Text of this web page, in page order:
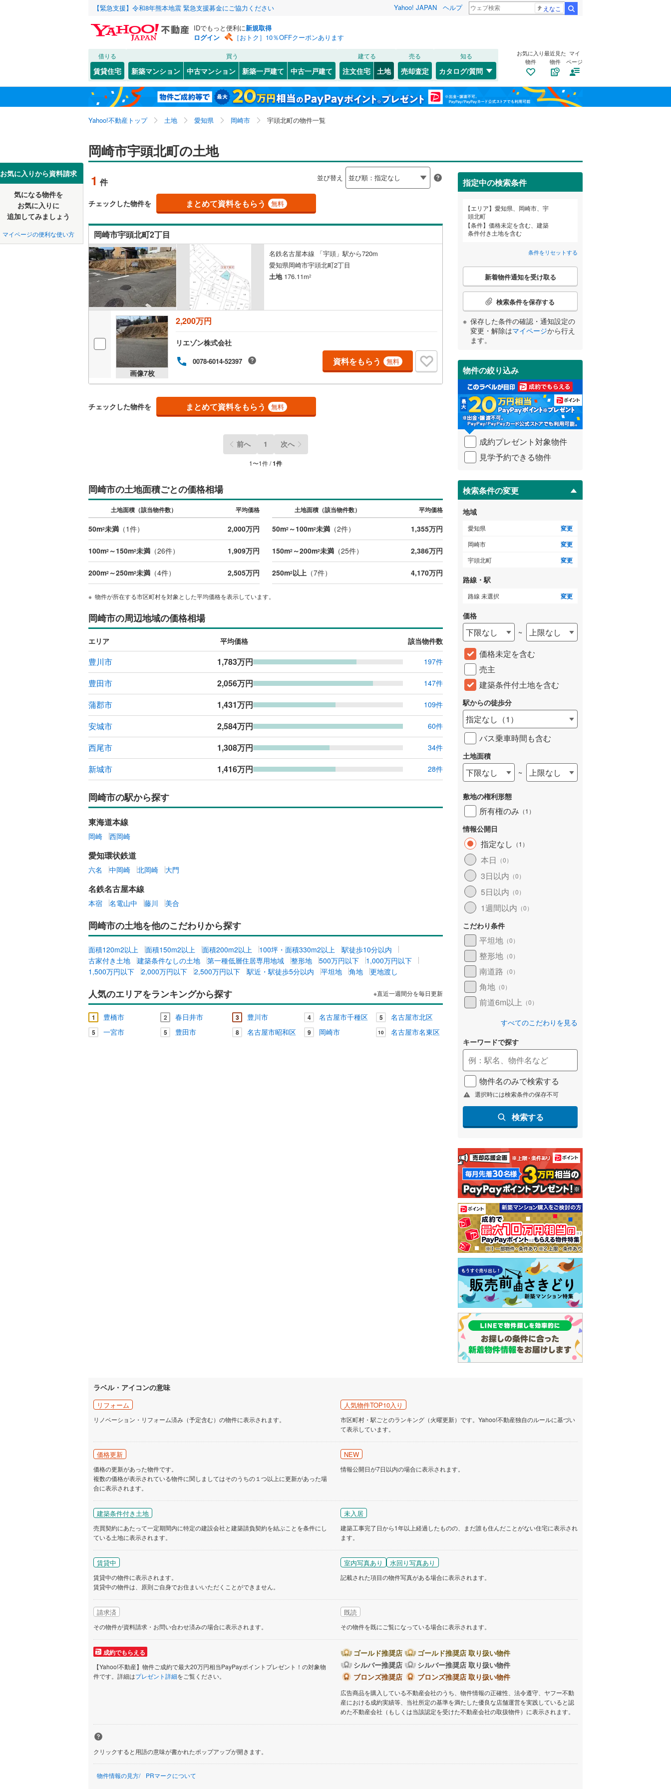
【緊急支援】令和8年熊本地震 緊急支援募金にご協力ください Yahoo! JAPAN ヘルプ えなこ
IDでもっと便利に新規取得
ログイン
［おトク］10％OFFクーポンあります
借りる
賃貸住宅
買う
新築マンション 中古マンション 新築一戸建て 中古一戸建て
建てる
注文住宅 土地
売る
売却査定
知る
カタログ/質問
お気に入り
物件
最近見た
物件
マイ
ページ
Yahoo!不動産トップ 土地 愛知県 岡崎市 宇頭北町の物件一覧
お気に入りから資料請求
気になる物件を
お気に入りに
追加してみましょう
マイページの便利な使い方
岡崎市宇頭北町の土地
1 件 並び替え
チェックした物件を まとめて資料をもらう 無料
岡崎市宇頭北町2丁目
名鉄名古屋本線 「宇頭」駅から720m
愛知県岡崎市宇頭北町2丁目
土地176.11m2
画像7枚
2,200万円
リエゾン株式会社
0078-6014-52397 資料をもらう 無料
チェックした物件を まとめて資料をもらう 無料
前へ 1 次へ
1〜1件 /1件
岡崎市の土地面積ごとの価格相場
土地面積（該当物件数） 平均価格 土地面積（該当物件数） 平均価格
50m2未満 （1件） 2,000万円 50m2～100m2未満（2件） 1,355万円
100m2 ～150m2未満 （26件） 1,909万円 150m2～200m2未満（25件） 2,386万円
200m2 ～250m2未満 （4件） 2,505万円 250m2以上（7件） 4,170万円
物件が所在する市区町村を対象とした平均価格を表示しています。
岡崎市の周辺地域の価格相場
エリア 平均価格 該当物件数
豊川市 1,783万円 197件
豊田市 2,056万円 147件
蒲郡市 1,431万円 109件
安城市 2,584万円 60件
西尾市 1,308万円 34件
新城市 1,416万円 28件
岡崎市の駅から探す
東海道本線
岡崎 西岡崎
愛知環状鉄道
六名 中岡崎 北岡崎 大門
名鉄名古屋本線
本宿 名電山中 藤川 美合
岡崎市の土地を他のこだわりから探す
面積120m2以上 面積150m2以上 面積200m2以上 100坪・面積330m2以上
駅徒歩10分以内
古家付き土地
建築条件なしの土地 第一種低層住居専用地域 整形地 500万円以下
1,000万円以下
1,500万円以下
2,000万円以下 2,500万円以下 駅近・駅徒歩5分以内 平坦地 角地 更地渡し
人気のエリアをランキングから探す ※直近一週間分を毎日更新
1 豊橋市 2 春日井市 3 豊川市 4 名古屋市千種区 5 名古屋市北区
5 一宮市 5 豊田市 8 名古屋市昭和区 9 岡崎市 10 名古屋市名東区
指定中の検索条件
エリア
愛知県、岡崎市、宇
頭北町
条件
価格未定を含む、建築
条件付き土地を含む
条件をリセットする
こ
検
条
件
受
け
取
る
・
条
件
を
イ
ペ
ジ
に
保
存
す
る
新着物件通知を受け取る
検索条件を保存する
保存した条件の確認・通知設定の
変更・解除はマイページから行え
ます。
物件の絞り込み
成約プレゼント対象物件
見学予約できる物件
検索条件の変更
地域
愛知県 変更
岡崎市 変更
宇頭北町 変更
路線・駅
路線 未選択 変更
価格
下限なし ~
上限なし
価格未定を含む
売主
建築条件付土地を含む
駅からの徒歩分
指定なし （1 ）
バス乗車時間も含む
土地面積
下限なし ~ 上限なし
敷地の権利形態
所有権のみ （1 ）
情報公開日
指定なし （1 ）
本日 （0）
3日以内 （0）
5日以内 （0）
1週間以内 （0）
こだわり条件
平坦地 （0）
整形地 （0）
南道路 （0）
角地 （0）
前道6m以上 （0）
すべてのこだわりを見る
キーワードで探す
物件名のみで検索する
選択時には検索条件の保存不可
検索する
ラベル・アイコンの意味
リフォーム
リノベーション・リフォーム済み（予定含む）の物件に表示されます。
人気物件TOP10入り
市区町村・駅ごとのランキング（火曜更新）です。Yahoo!不動産独自のルールに基づい
て表示しています。
価格更新
価格の更新があった物件です。
複数の価格が表示されている物件に関しましてはそのうちの１つ以上に更新があった場
合に表示されます。
NEW
情報公開日が7日以内の場合に表示されます。
建築条件付き土地
売買契約にあたって一定期間内に特定の建設会社と建築請負契約を結ぶことを条件にし
ている土地に表示されます。
未入居
建築工事完了日から1年以上経過したものの、まだ誰も住んだことがない住宅に表示され
ます。
賃貸中
賃貸中の物件に表示されます。
賃貸中の物件は、原則ご自身でお住まいいただくことができません。
室内写真あり 水回り写真あり
記載された項目の物件写真がある場合に表示されます。
請求済
その物件が資料請求・お問い合わせ済みの場合に表示されます。
既読
その物件を既にご覧になっている場合に表示されます。
成約でもらえる
【Yahoo!不動産】物件ご成約で最大20万円相当PayPayポイントプレゼント！の対象物
件です。詳細はプレゼント詳細をご覧ください。
ゴールド推奨店
ゴールド推奨店 取り扱い物件
シルバー推奨店
シルバー推奨店 取り扱い物件
ブロンズ推奨店
ブロンズ推奨店 取り扱い物件
広告商品を購入している不動産会社のうち、物件情報の正確性、法令遵守、ヤフー不動
産における成約実績等、当社所定の基準を満たした優良な店舗運営を実践していると認
めた不動産会社（もしくは当該認定を受けた不動産会社の取扱物件）に表示されます。
クリックすると用語の意味が書かれたポップアップが開きます。
物件情報の見方 PRマークについて
北海道 北海道
東北 青森 岩手 宮城 秋田 山形 福島
関東 東京 神奈川 埼玉
信越・北陸 新潟
三重
近畿 大阪 兵庫
中国 鳥取 島根 岡山 広島 山口
四国 徳島 愛媛 高知
九州・沖縄 福岡 佐賀 長崎 鹿児島 沖縄
該当物件0件 条件をリセットする
名古屋市 千種区(76) 東区(16) 北区(71)
西区(32) 中村区(33) 中区(10)
昭和区( 44
中川区(74
守山区(101) 緑区(71) 名東区(42)
愛知県のそのほ
かの地域
豊橋市(461) 一宮市(63)
瀬戸市(29) 半田市(34) 春日井市(217)
豊川市(197) 津島市(3)
刈谷市(53) 豊田市 安城市(60)
西尾市(34) 犬山市(4)
常滑市
( 49) (14)
稲沢市
東海市(20)
大府市(17) 知立市(
尾張旭市(52) 高浜市(24) 岩倉市(20)
田原市(42)
愛西市(19) 北名古屋市(29)
弥富市(2) あま市(4)
(29) 西春日井郡豊山町 1 )
丹羽郡大口町(5) 海部郡大治町(9)
知多郡東浦町
知多郡美浜町(1)
知多郡武豊町(10) 額田郡幸田町 北設楽郡設楽町
北設楽郡東栄町(0) 北設楽郡豊根村
該当物件0件 条件をリセットする
伊賀新町(1) 稲熊町(1) 岩津町(1)
宇頭北町(1) 大西町(1) 欠町(2)
鴨田町( 5)
百々町(1
西大友町(1) 橋目町(4) 柱町(2)
福岡町(1) 洞町(1)
松橋町(3)
竜泉寺町(1 )
竜美北(1)
竜美台(1 竜美中(1)
竜美大入町(1)
該当物件0件 条件をリセットする
JR 東海道本線(0) 飯田線(0) 中央本線（JR東海）(0)
武豊線(0) 関西本線（JR東海）(0) 東海道新幹線
地下鉄 名古屋市営地下鉄東山線(0) 名古屋市営地下鉄名城線(0) 名古屋市営地下鉄鶴舞線(0)
私鉄・その他 愛知環状鉄道
豊橋鉄道渥美線 (0) 愛知高速交通リニモ(0)
名鉄名古屋本線(1) 名鉄豊川線(0) 名鉄西尾線(0)
名鉄三河線(0) 名鉄豊田線(0)
名鉄常滑線(0) 名鉄築港線(0) 名鉄河和線(0)
名鉄知多新線(0) 名鉄津島線(0)
名鉄犬山線(0) 名鉄広見線 名鉄小牧線(0)
名鉄瀬戸線(0) 近鉄名古屋線(0)
該当物件0件 条件をリセットする
該当物件0件 条件をリセットする
こだわり条件 配置、向き、建ち方、日当たり
前道6m以上（0） 角地（0） 南道路（0）
平坦地（0） 整形地（0） 古家あり（0）
更地渡し
最寄りの駅が始発駅（0）
オンライン内見(相談)可（0） IT重説可（0）
オンライン対応とは？ 詳しく見る
該当物件0件 条件をリセットする
検索条件を保存しました
この検索条件の新着物件通知は、 マイページから設定できます。
保存した条件を見る
愛知県、岡崎市、宇頭北町、価格未定を含む、建築条件
付き土地を含む
検索条件を保存する
マイページ
お気に入りリストを見る
閉じる
お気に入りリストを見る
閉じる